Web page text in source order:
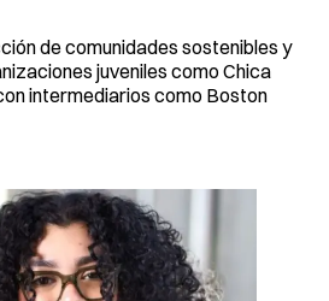
de comunidades sostenibles y
juveniles como Chica
intermediarios como Boston